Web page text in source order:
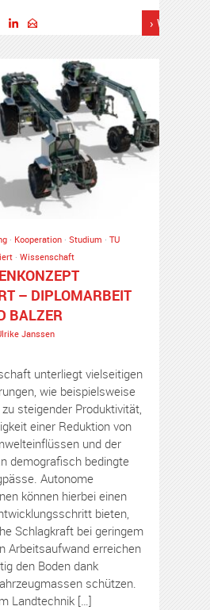
›
· Kooperation · Studium · TU
· Wissenschaft
– DIPLOMARBEIT
BALZER
Janssen
unterliegt vielseitigen
wie beispielsweise
steigender Produktivität,
einer Reduktion von
und der
demografisch bedingte
Autonome
können hierbei einen
bieten,
Schlagkraft bei geringem
Arbeitsaufwand erreichen
den Boden dank
schützen.
Landtechnik […]